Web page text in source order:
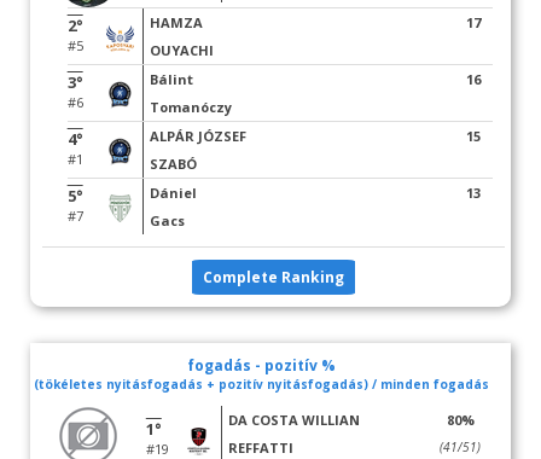
2°
#5
HAMZA
OUYACHI
17
3°
#6
Bálint
Tomanóczy
16
4°
#1
ALPÁR JÓZSEF
SZABÓ
15
5°
#7
Dániel
Gacs
13
Complete Ranking
fogadás - pozitív %
(tökéletes nyitásfogadás + pozitív nyitásfogadás) / minden fogadás
1°
#19
DA COSTA WILLIAN
REFFATTI
80%
(41/51)